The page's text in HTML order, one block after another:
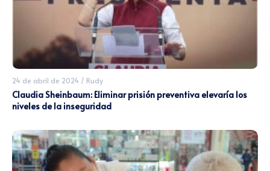
24 de abril de 2024 / Rudy
Claudia Sheinbaum: Eliminar prisión preventiva elevaría los
niveles de la inseguridad